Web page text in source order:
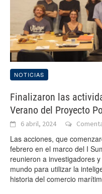
NOTICIAS
Finalizaron las
Verano del Proyecto
6 abril, 2024
Las acciones, que
febrero en el marco del I
reunieron a investigadores
mundo para utilizar la
historia del comercio